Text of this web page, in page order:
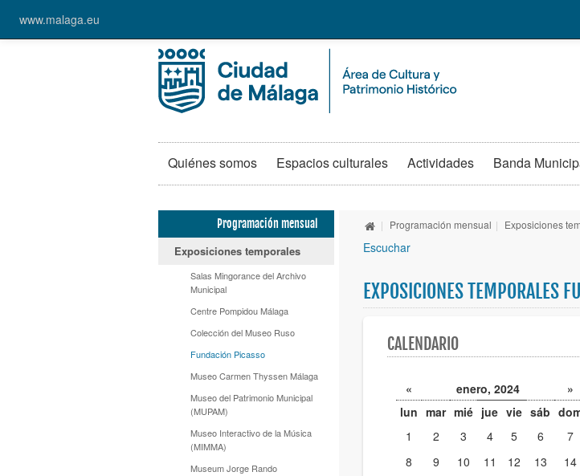
www.malaga.eu
Quiénes somos Espacios culturales Actividades Banda
Programación mensual
Exposiciones temporales
Salas Mingorance del Archivo
Municipal
Centre Pompidou Málaga
Colección del Museo Ruso
Fundación Picasso
Museo Carmen Thyssen Málaga
Museo del Patrimonio Municipal
(MUPAM)
Museo Interactivo de la Música
(MIMMA)
Museum Jorge Rando
| Programación mensual | Exposiciones
Escuchar
EXPOSICIONES TEMPORALES
CALENDARIO
« enero, 2024
»
lun mar mié jue vie sáb
1
2 3 4 5 6
7
8
9 10 11 12 13
14